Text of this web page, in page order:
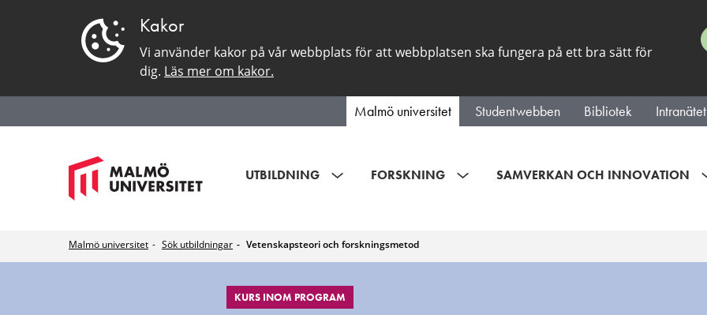
Kakor
Vi använder kakor på vår webbplats för att webbplatsen ska fungera på ett bra sätt för
dig. Läs mer om kakor.
Malmö universitet Studentwebben Bibliotek Intranätet
UTBILDNING FORSKNING SAMVERKAN OCH INNOVATION
Malmö universitet Sök utbildningar Vetenskapsteori och forskningsmetod
EduSinglePage
KURS INOM PROGRAM